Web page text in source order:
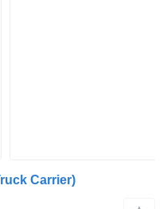
Carrier)